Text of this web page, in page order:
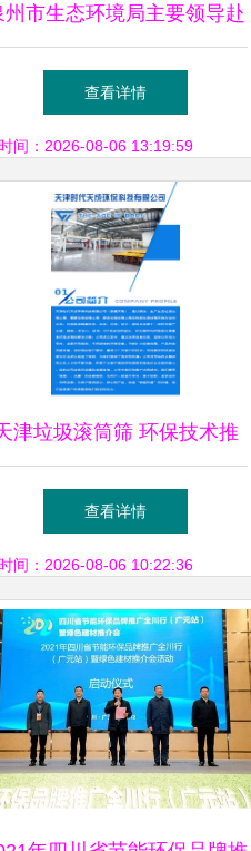
州市生态环境局主要领导赴
江调研企业用电监控与环保
技术推广工作
查看详情
间：2026-08-06 13:19:59
津垃圾滚筒筛 环保技术推
广的新篇章
查看详情
间：2026-08-06 10:22:36